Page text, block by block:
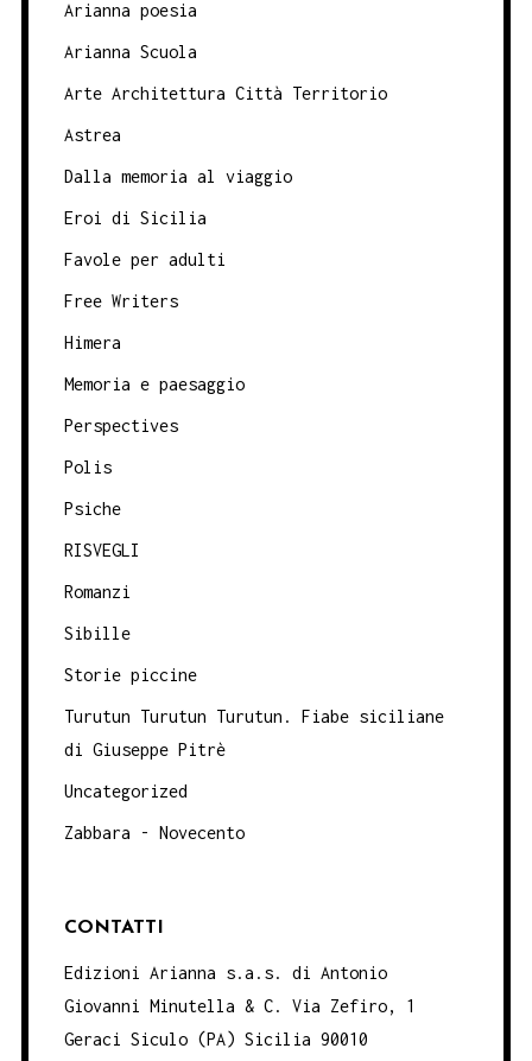
Arianna poesia
Arianna Scuola
Arte Architettura Città Territorio
Astrea
Dalla memoria al viaggio
Eroi di Sicilia
Favole per adulti
Free Writers
Himera
Memoria e paesaggio
Perspectives
Polis
Psiche
RISVEGLI
Romanzi
Sibille
Storie piccine
Turutun Turutun Turutun. Fiabe siciliane
di Giuseppe Pitrè
Uncategorized
Zabbara - Novecento
CONTATTI
Edizioni Arianna s.a.s. di Antonio
Giovanni Minutella & C. Via Zefiro, 1
Geraci Siculo (PA) Sicilia 90010